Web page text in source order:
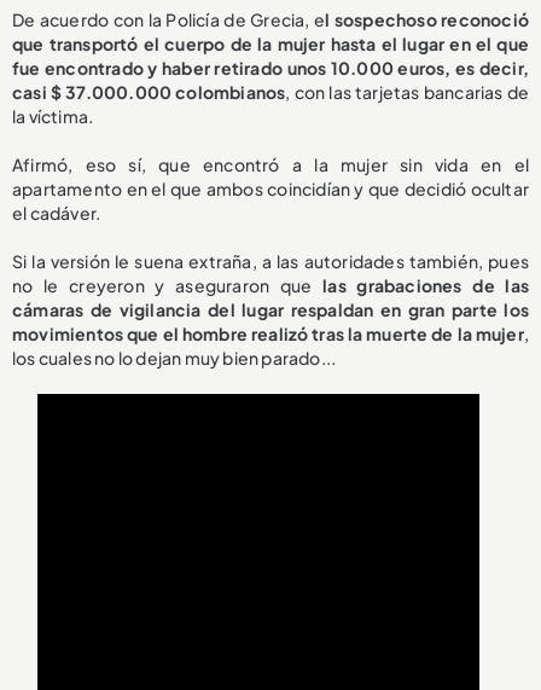
De acuerdo con la Policía de Grecia, el sospechoso reconoció
que transportó el cuerpo de la mujer hasta el lugar en el que
fue encontrado y haber retirado unos 10.000 euros, es decir,
casi $ 37.000.000 colombianos, con las tarjetas bancarias de
la víctima.
Afirmó, eso sí, que encontró a la mujer sin vida en el
apartamento en el que ambos coincidían y que decidió ocultar
el cadáver.
Si la versión le suena extraña, a las autoridades también, pues
no le creyeron y aseguraron quelas grabaciones de las
cámaras de vigilancia del lugar respaldan en gran parte los
movimientos que el hombre realizó tras la muerte de la mujer,
los cuales no lo dejan muy bien parado...